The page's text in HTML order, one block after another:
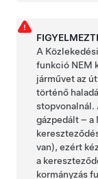
A
funkció NEM
járművet az
történő
stopvonalnál.
gázpedált – a
van), ezért
a
kormányzás